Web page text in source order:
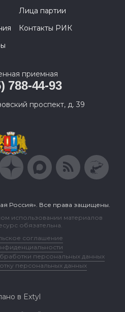
Лица партии
Контакты РИК
приемная
788-44-93
проспект, д. 39
Россия». Все права защищены.
использовании материалов
обязательна.
соглашение
персональных данных
персональных данных
в Extyl